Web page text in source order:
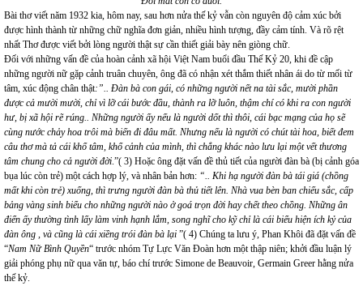
Bài thơ viết năm 1932 kia, hôm nay, sau hơn nửa thế kỷ vẫn còn nguyên độ cảm xúc bởi
được hình thành từ những chữ nghĩa đơn giản, nhiều hình tượng, đầy cảm tính. Và rõ rệt
nhất Thơ được viết bởi lòng người thật sự cần thiết giải bày nên giòng chữ.
Đối với những vấn đề của hoàn cảnh xã hội Việt Nam buổi đầu Thế Kỷ 20, khi đề cập
những người nữ gặp cảnh truân chuyên, ông đã có nhận xét thắm thiết nhân ái do từ mối từ
tâm, xúc động chân thật:”.. Đàn bà con gái, có những người nết na tài sắc, mười phần
được cả mười mười, chỉ vì lỡ cái bước đầu, thành ra lỡ luôn, thậm chí có khi ra con người
hư, bị xã hội rẽ rúng.. Những người ấy nếu là người dốt thì thôi, cái bạc mạng của họ sẽ
cùng nước chảy hoa trôi mà biến đi đâu mất. Nhưng nếu là người có chút tài hoa, biết đem
câu thơ mà tả cái khổ tâm, khổ cảnh của mình, thì chẳng khác nào lưu lại một vết thương
tâm chung cho cả người đời.”( 3) Hoặc ông đặt vấn đề thủ tiết của người đàn bà (bị cảnh góa
bụa lúc còn trẻ) một cách hợp lý, và nhân bản hơn: “.. Khi hạ người đàn bà tái giá (chồng
mất khi còn trẻ) xuống, thì trưng người đàn bà thủ tiết lên. Nhà vua bèn ban chiếu sắc, cấp
bảng vàng sinh biểu cho những người nào ở goá trọn đời hay chết theo chồng. Những ân
điển ấy thường tình lấy làm vinh hạnh lắm, song nghĩ cho kỹ chỉ là cái biểu hiện ích kỷ của
đàn ông , và cũng là cái xiềng trói đàn bà lại ”( 4) Chúng ta lưu ý, Phan Khôi đã đặt vấn đề
“Nam Nữ Bình Quyền“ trước nhóm Tự Lực Văn Đoàn hơn một thập niên; khởi đầu luận lý
giải phóng phụ nữ qua văn tự, báo chí trước Simone de Beauvoir, Germain Greer hằng nửa
thế kỷ.